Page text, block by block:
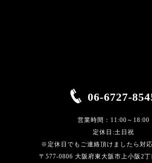
06-6727-
営業時間：11:00～18:00
定休日:土日祝
※定休日でもご連絡頂けましたら対応
〒577-0806 大阪府東大阪市上小阪2丁